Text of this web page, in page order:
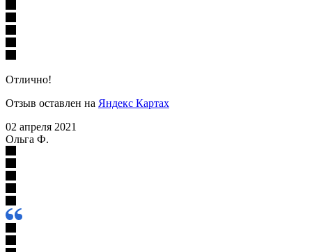
Отлично!
Отзыв оставлен на Яндекс Картах
02 апреля 2021
Ольга Ф.